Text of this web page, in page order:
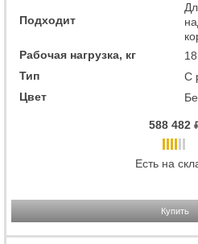
Подходит
Рабочая нагрузка, кг
Тип
С
Цвет
588 482
Есть на
Купить